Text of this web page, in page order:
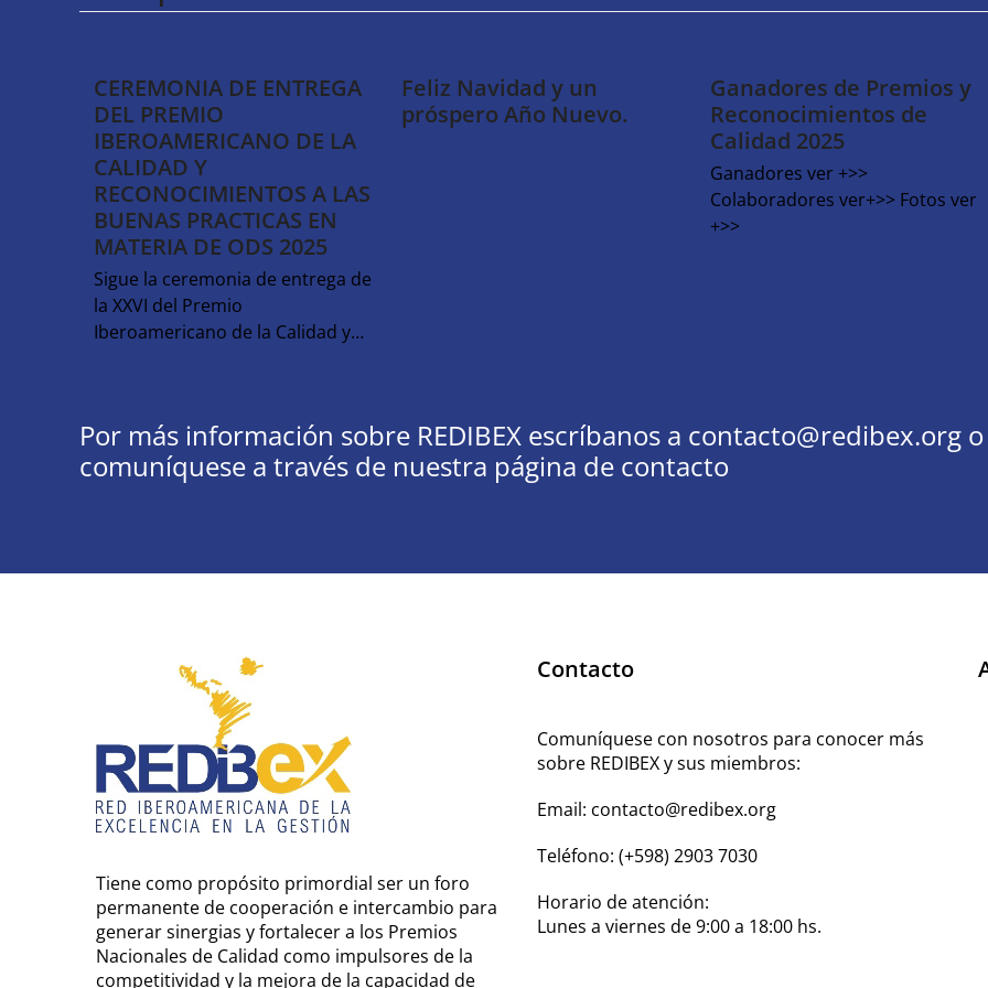
CEREMONIA DE ENTREGA
DEL PREMIO
IBEROAMERICANO DE LA
CALIDAD Y
RECONOCIMIENTOS A LAS
BUENAS PRACTICAS EN
MATERIA DE ODS 2025
Sigue la ceremonia de entrega de
la XXVI del Premio
Iberoamericano de la Calidad y…
Feliz Navidad y un
próspero Año Nuevo.
Ganadores de Premios y
Reconocimientos de
Calidad 2025
Ganadores ver +>>
Colaboradores ver+>> Fotos ver
+>>
Por más información sobre REDIBEX escríbanos a contacto@redibex.org o
comuníquese a través de nuestra página de contacto
Tiene como propósito primordial ser un foro
permanente de cooperación e intercambio para
generar sinergias y fortalecer a los Premios
Nacionales de Calidad como impulsores de la
competitividad y la mejora de la capacidad de
Contacto
Comuníquese con nosotros para conocer más
sobre REDIBEX y sus miembros:
Email: contacto@redibex.org
Teléfono: (+598) 2903 7030
Horario de atención:
Lunes a viernes de 9:00 a 18:00 hs.